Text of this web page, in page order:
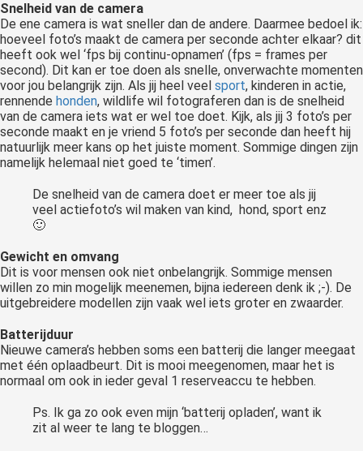
Snelheid van de camera
De ene camera is wat sneller dan de andere. Daarmee bedoel ik:
hoeveel foto’s maakt de camera per seconde achter elkaar? dit
heeft ook wel ‘fps bij continu-opnamen’ (fps = frames per
second). Dit kan er toe doen als snelle, onverwachte momenten
voor jou belangrijk zijn. Als jij heel veel sport, kinderen in actie,
rennende honden, wildlife wil fotograferen dan is de snelheid
van de camera iets wat er wel toe doet. Kijk, als jij 3 foto’s per
seconde maakt en je vriend 5 foto’s per seconde dan heeft hij
natuurlijk meer kans op het juiste moment. Sommige dingen zijn
namelijk helemaal niet goed te ‘timen’.
De snelheid van de camera doet er meer toe als jij
veel actiefoto’s wil maken van kind, hond, sport enz
🙂
Gewicht en omvang
Dit is voor mensen ook niet onbelangrijk. Sommige mensen
willen zo min mogelijk meenemen, bijna iedereen denk ik ;-). De
uitgebreidere modellen zijn vaak wel iets groter en zwaarder.
Batterijduur
Nieuwe camera’s hebben soms een batterij die langer meegaat
met één oplaadbeurt. Dit is mooi meegenomen, maar het is
normaal om ook in ieder geval 1 reserveaccu te hebben.
Ps. Ik ga zo ook even mijn ‘batterij opladen’, want ik
zit al weer te lang te bloggen…